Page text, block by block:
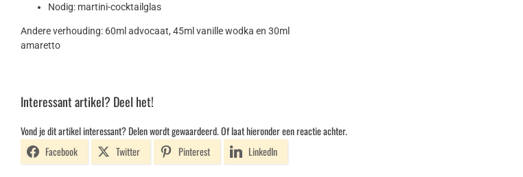
Nodig: martini-cocktailglas
Andere verhouding: 60ml advocaat, 45ml vanille wodka en 30ml
amaretto
Interessant artikel? Deel het!
Vond je dit artikel interessant? Delen wordt gewaardeerd. Of laat hieronder een reactie achter.
Facebook
Twitter Pinterest LinkedIn